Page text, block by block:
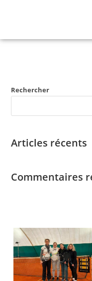
Rechercher
Articles récents
Commentaires